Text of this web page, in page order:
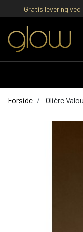
Gratis levering
Forside Olière